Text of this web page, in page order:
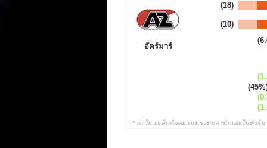
อัคร์มาร์
(18)
(10)
* ค่าในวงเล็บคือคะแนนรวมของนักเตะในทัวร์